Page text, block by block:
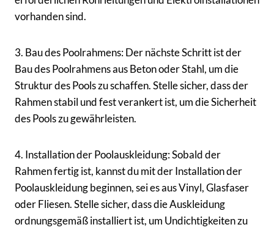
vorhanden sind.
3. Bau des Poolrahmens: Der nächste Schritt ist der
Bau des Poolrahmens aus Beton oder Stahl, um die
Struktur des Pools zu schaffen. Stelle sicher, dass der
Rahmen stabil und fest verankert ist, um die Sicherheit
des Pools zu gewährleisten.
4. Installation der Poolauskleidung: Sobald der
Rahmen fertig ist, kannst du mit der Installation der
Poolauskleidung beginnen, sei es aus Vinyl, Glasfaser
oder Fliesen. Stelle sicher, dass die Auskleidung
ordnungsgemäß installiert ist, um Undichtigkeiten zu